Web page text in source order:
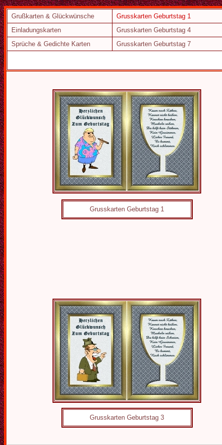
Grußkarten & Glückwünsche
Grusskarten Geburtstag 1
Einladungskarten
Grusskarten Geburtstag 4
Sprüche & Gedichte Karten
Grusskarten Geburtstag 7
Grusskarten Geburtstag 1
Grusskarten Geburtstag 3